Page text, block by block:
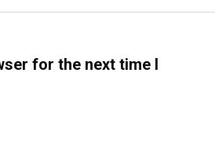
for the next time I